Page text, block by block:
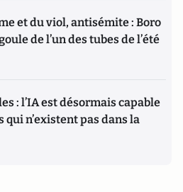
et du viol, antisémite : Boro
de l’un des tubes de l’été
: l’IA est désormais capable
n’existent pas dans la